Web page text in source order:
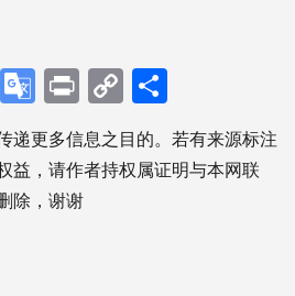
X Google
Translate
PrintCopy
Link享
递更多信息之目的。若有来源标注
益，请作者持权属证明与本网联
除，谢谢